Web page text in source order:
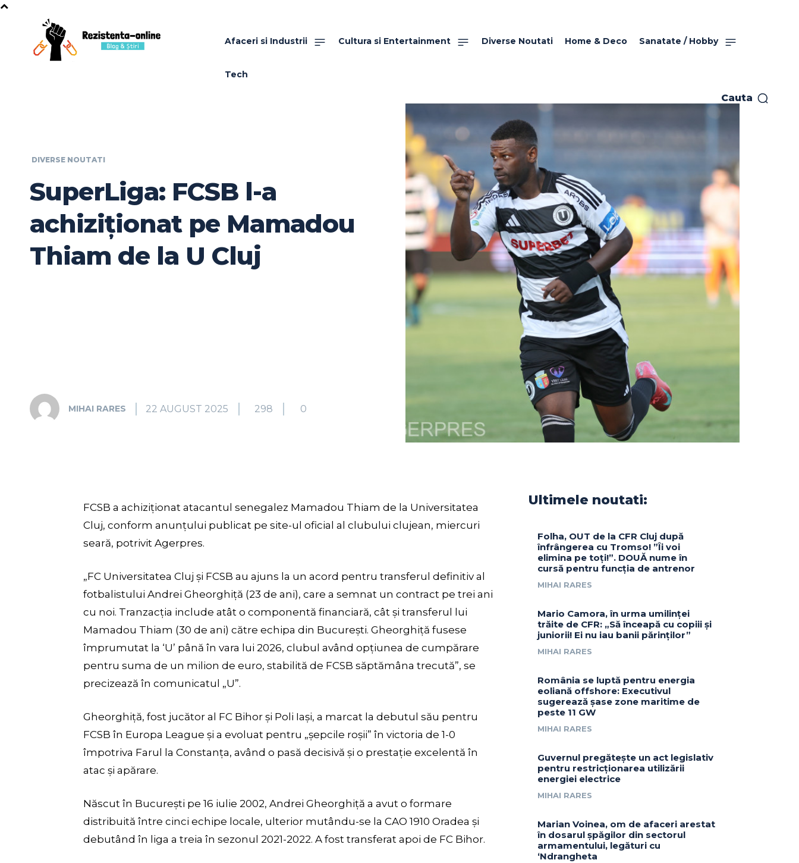
Afaceri si Industrii Cultura si Entertainment Diverse Noutati Home & Deco Sanatate / Hobby
Tech
Cauta
DIVERSE NOUTATI
SuperLiga: FCSB l-a
achiziționat pe Mamadou
Thiam de la U Cluj
MIHAI RARES 22 AUGUST 2025 298 0
FCSB a achiziționat atacantul senegalez Mamadou Thiam de la Universitatea
Cluj, conform anunțului publicat pe site-ul oficial al clubului clujean, miercuri
seară, potrivit Agerpres.
„FC Universitatea Cluj și FCSB au ajuns la un acord pentru transferul definitiv al
fotbalistului Andrei Gheorghiță (23 de ani), care a semnat un contract pe trei ani
cu noi. Tranzacția include atât o componentă financiară, cât și transferul lui
Mamadou Thiam (30 de ani) către echipa din București. Gheorghiță fusese
împrumutat la ‘U’ până în vara lui 2026, clubul având opțiunea de cumpărare
pentru suma de un milion de euro, stabilită de FCSB săptămâna trecută”, se
precizează în comunicatul „U”.
Gheorghiță, fost jucător al FC Bihor și Poli Iași, a marcat la debutul său pentru
FCSB în Europa League și a evoluat pentru „șepcile roșii” în victoria de 1-0
împotriva Farul la Constanța, având o pasă decisivă și o prestație excelentă în
atac și apărare.
Născut în București pe 16 iulie 2002, Andrei Gheorghiță a avut o formare
distribuită între cinci echipe locale, ulterior mutându-se la CAO 1910 Oradea și
debutând în liga a treia în sezonul 2021-2022. A fost transferat apoi de FC Bihor.
Ultimele noutati:
Folha, OUT de la CFR Cluj după
înfrângerea cu Tromso! ”Îi voi
elimina pe toți!”. DOUĂ nume în
cursă pentru funcția de antrenor
MIHAI RARES
Mario Camora, în urma umilinței
trăite de CFR: „Să înceapă cu copiii și
juniorii! Ei nu iau banii părinților”
MIHAI RARES
România se luptă pentru energia
eoliană offshore: Executivul
sugerează șase zone maritime de
peste 11 GW
MIHAI RARES
Guvernul pregătește un act legislativ
pentru restricționarea utilizării
energiei electrice
MIHAI RARES
Marian Voinea, om de afaceri arestat
în dosarul șpăgilor din sectorul
armamentului, legături cu
‘Ndrangheta